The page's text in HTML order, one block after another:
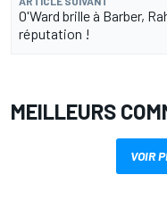
O'Ward brille à Barber,
réputation !
MEILLEURS
VOIR